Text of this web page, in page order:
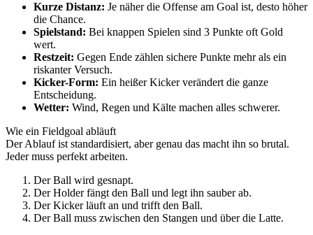
Kurze Distanz: Je näher die Offense am Goal ist, desto höher
die Chance.
Spielstand: Bei knappen Spielen sind 3 Punkte oft Gold
wert.
Restzeit: Gegen Ende zählen sichere Punkte mehr als ein
riskanter Versuch.
Kicker-Form: Ein heißer Kicker verändert die ganze
Entscheidung.
Wetter: Wind, Regen und Kälte machen alles schwerer.
Wie ein Fieldgoal abläuft
Der Ablauf ist standardisiert, aber genau das macht ihn so brutal.
Jeder muss perfekt arbeiten.
Der Ball wird gesnapt.
Der Holder fängt den Ball und legt ihn sauber ab.
Der Kicker läuft an und trifft den Ball.
Der Ball muss zwischen den Stangen und über die Latte.